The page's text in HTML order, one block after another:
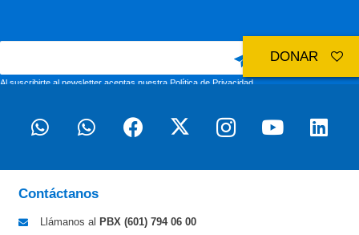
Al suscribirte al newsletter aceptas nuestraPolítica de Privacidad
Contáctanos
Llámanos al PBX (601) 794 06 00
DONAR